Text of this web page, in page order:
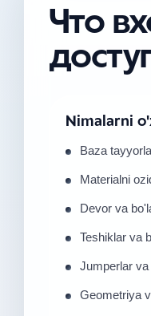
Что
Nimalarni
Baza
Materialni
Devor va
Teshiklar va
Jumperlar
Geometriya